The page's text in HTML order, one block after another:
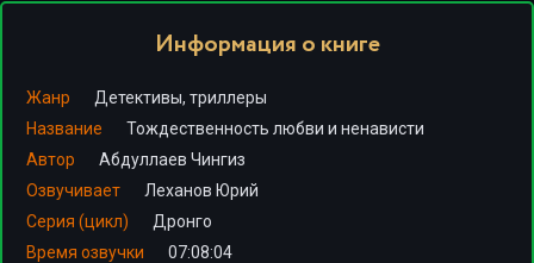
Информация о книге
Жанр
Детективы, триллеры
Название
Тождественность любви и ненависти
Автор
Абдуллаев Чингиз
Озвучивает
Леханов Юрий
Серия (цикл)
Дронго
Время озвучки
07:08:04